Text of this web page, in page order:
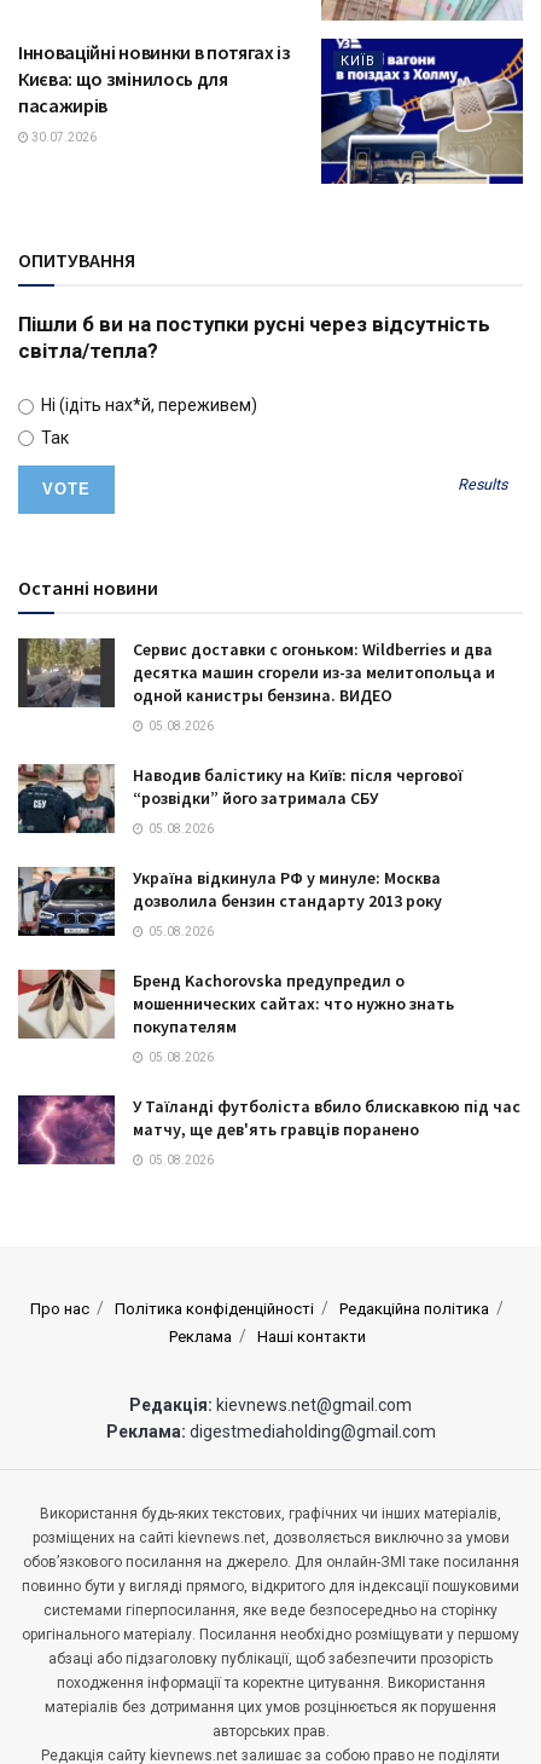
КИЇВ
Інноваційні новинки в потягах із
Києва: що змінилось для
пасажирів
30.07.2026
ОПИТУВАННЯ
Пішли б ви на поступки русні через відсутність
світла/тепла?
Ні (ідіть нах*й, переживем)
Так
Results
Останні новини
Сервис доставки с огоньком: Wildberries и два
десятка машин сгорели из-за мелитопольца и
одной канистры бензина. ВИДЕО
05.08.2026
Наводив балістику на Київ: після чергової
“розвідки” його затримала СБУ
05.08.2026
Україна відкинула РФ у минуле: Москва
дозволила бензин стандарту 2013 року
05.08.2026
Бренд Kachorovska предупредил о
мошеннических сайтах: что нужно знать
покупателям
05.08.2026
У Таїланді футболіста вбило блискавкою під час
матчу, ще дев'ять гравців поранено
05.08.2026
Про нас Політика конфіденційності
Редакційна політика
Реклама
Наші контакти
Редакція: kievnews.net@gmail.com
Реклама: digestmediaholding@gmail.com
Використання будь-яких текстових, графічних чи інших матеріалів,
розміщених на сайті kievnews.net, дозволяється виключно за умови
обов’язкового посилання на джерело. Для онлайн-ЗМІ таке посилання
повинно бути у вигляді прямого, відкритого для індексації пошуковими
системами гіперпосилання, яке веде безпосередньо на сторінку
оригінального матеріалу. Посилання необхідно розміщувати у першому
абзаці або підзаголовку публікації, щоб забезпечити прозорість
походження інформації та коректне цитування. Використання
матеріалів без дотримання цих умов розцінюється як порушення
авторських прав.
Редакція сайту kievnews.net залишає за собою право не поділяти